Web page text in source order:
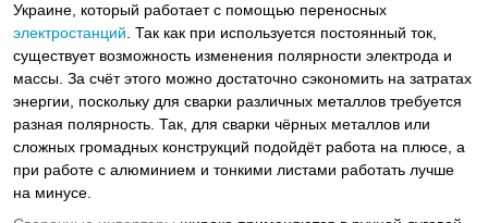
Украине, который работает с помощью переносных
электростанций . Так как при используется постоянный ток,
существует возможность изменения полярности электрода и
массы. За счёт этого можно достаточно сэкономить на затратах
энергии, поскольку для сварки различных металлов требуется
разная полярность. Так, для сварки чёрных металлов или
сложных громадных конструкций подойдёт работа на плюсе, а
при работе с алюминием и тонкими листами работать лучше
на минусе.